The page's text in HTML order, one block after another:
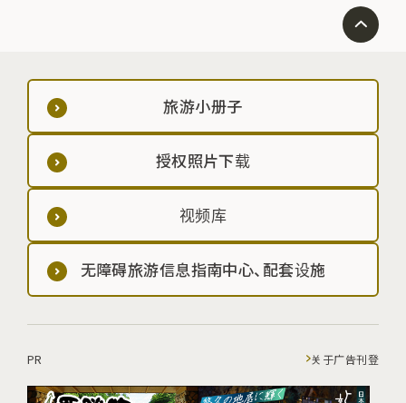
旅游小册子
授权照片下载
视频库
无障碍旅游信息指南中心、配套设施
PR 关于广告刊登